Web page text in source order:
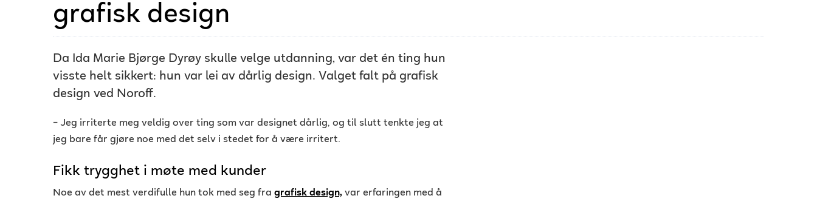
grafisk design
Da Ida Marie Bjørge Dyrøy skulle velge utdanning, var det én ting hun
visste helt sikkert: hun var lei av dårlig design. Valget falt på grafisk
design ved Noroff.
– Jeg irriterte meg veldig over ting som var designet dårlig, og til slutt tenkte jeg at
jeg bare får gjøre noe med det selv i stedet for å være irritert.
Fikk trygghet i møte med kunder
Noe av det mest verdifulle hun tok med seg fra grafisk design, var erfaringen med å